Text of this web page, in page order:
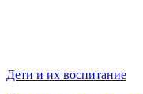
Дети и их воспитание